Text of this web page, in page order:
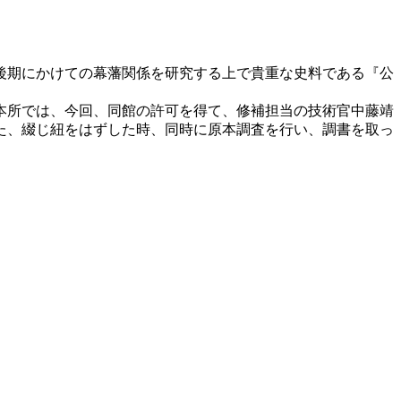
にかけての幕藩関係を研究する上で貴重な史料である『公
では、今回、同館の許可を得て、修補担当の技術官中藤靖
綴じ紐をはずした時、同時に原本調査を行い、調書を取っ